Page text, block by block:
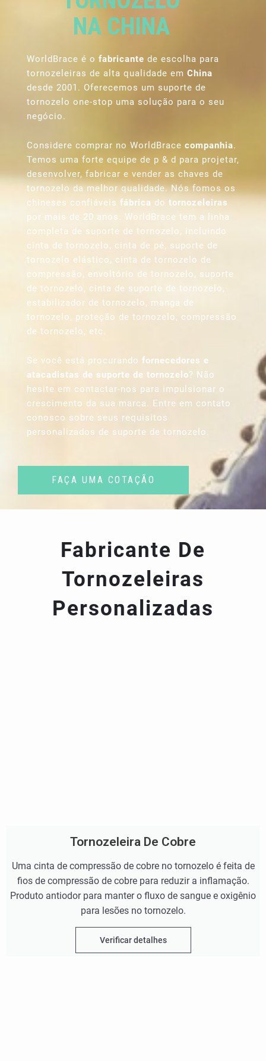
NA CHINA
WorldBrace é o fabricante de escolha para
tornozeleiras de alta qualidade em China
desde 2001. Oferecemos um suporte de
tornozelo one-stop uma solução para o seu
negócio.
Considere comprar no WorldBrace companhia.
Temos uma forte equipe de p & d para projetar,
desenvolver, fabricar e vender as chaves de
tornozelo da melhor qualidade. Nós fomos os
chineses confiáveis fábrica do tornozeleiras
por mais de 20 anos. WorldBrace tem a linha
completa de suporte de tornozelo, incluindo
cinta de tornozelo, cinta de pé, suporte de
tornozelo elástico, cinta de tornozelo de
compressão, envoltório de tornozelo, suporte
de tornozelo, cinta de suporte de tornozelo,
estabilizador de tornozelo, manga de
tornozelo, proteção de tornozelo, compressão
de tornozelo, etc.
Se você está procurando fornecedores e
atacadistas de suporte de tornozelo? Não
hesite em contactar-nos para impulsionar o
crescimento da sua marca. Entre em contato
conosco sobre seus requisitos
personalizados de suporte de tornozelo.
FAÇA UMA COTAÇÃO
Fabricante De
Tornozeleiras
Personalizadas
Tornozeleira De Cobre
Uma cinta de compressão de cobre no tornozelo é feita de
fios de compressão de cobre para reduzir a inflamação.
Produto antiodor para manter o fluxo de sangue e oxigênio
para lesões no tornozelo.
Verificar detalhes